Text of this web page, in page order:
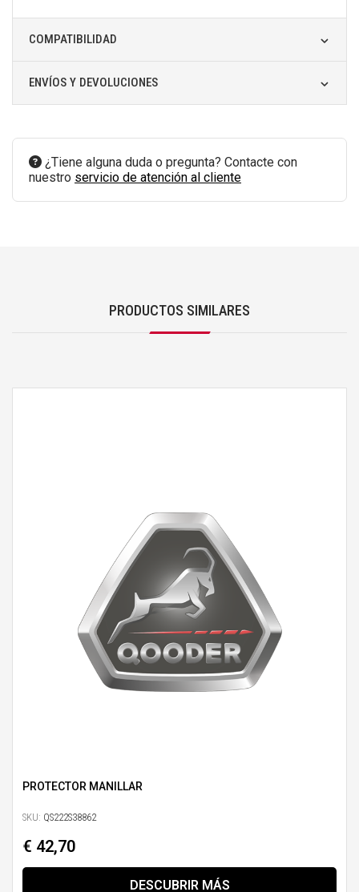
COMPATIBILIDAD
ENVÍOS Y DEVOLUCIONES
¿Tiene alguna duda o pregunta? Contacte con
nuestro servicio de atención al cliente
PRODUCTOS SIMILARES
PROTECTOR MANILLAR
SKU: QS222S38862
€ 42,70
DESCUBRIR MÁS